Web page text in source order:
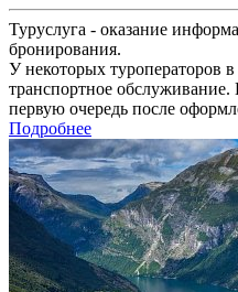
Туруслуга - оказание
бронирования.
У некоторых туроператоров
транспортное обслуживание.
первую очередь после
Подробнее